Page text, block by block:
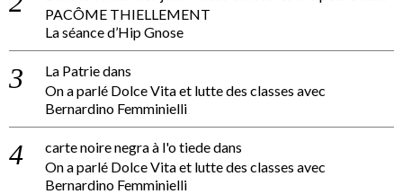
PACÔME THIELLEMENT
La séance d’Hip Gnose
La Patriedans
On a parlé Dolce Vita et lutte des classes avec
Bernardino Femminielli
carte noire negra à l'o tiededans
On a parlé Dolce Vita et lutte des classes avec
Bernardino Femminielli